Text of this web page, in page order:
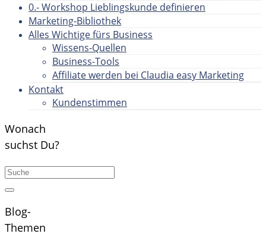
0.- Workshop Lieblingskunde definieren
Marketing-Bibliothek
Alles Wichtige fürs Business
Wissens-Quellen
Business-Tools
Affiliate werden bei Claudia easy Marketing
Kontakt
Kundenstimmen
Wonach
suchst Du?
Blog-
Themen